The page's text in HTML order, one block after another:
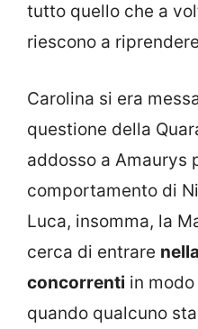
tutto quello che a
riescono a
Carolina si era
questione della
addosso a Amaurys
comportamento di
Luca, insomma, la
cerca di entrare
concorrenti in
quando qualcuno